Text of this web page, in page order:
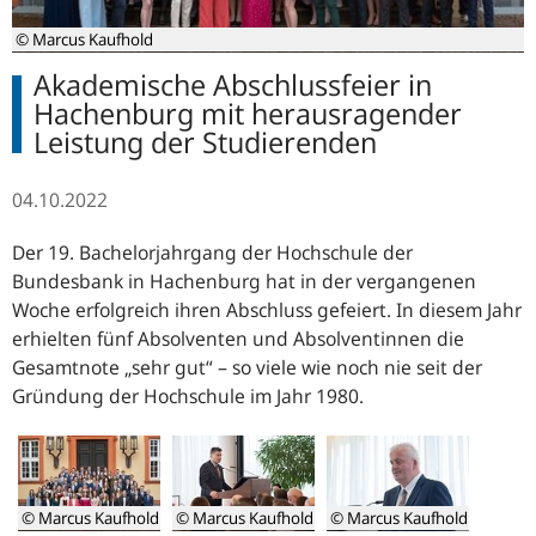
© Marcus Kaufhold
Akademische Abschlussfeier in
Hachenburg mit herausragender
Leistung der Studierenden
04.10.2022
Der 19. Bachelorjahrgang der Hochschule der
Bundesbank in Hachenburg hat in der vergangenen
Woche erfolgreich ihren Abschluss gefeiert. In diesem Jahr
erhielten fünf Absolventen und Absolventinnen die
Gesamtnote „sehr gut“ – so viele wie noch nie seit der
Gründung der Hochschule im Jahr 1980.
© Marcus Kaufhold
© Marcus Kaufhold
© Marcus Kaufhold